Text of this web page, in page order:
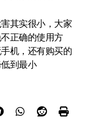
其实很小，大家
正确的使用方
机，还有购买的
到最小